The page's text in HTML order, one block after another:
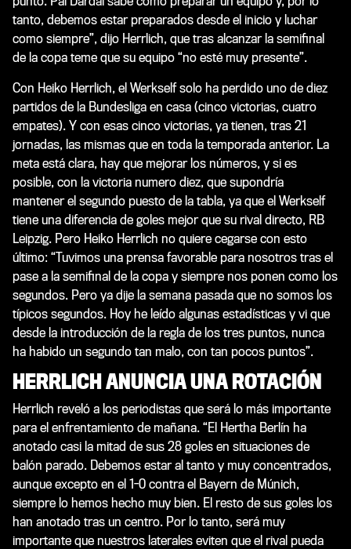
tanto, debemos estar preparados desde el inicio y luchar
como siempre”, dijo Herrlich, que tras alcanzar la semifinal
de la copa teme que su equipo “no esté muy presente”.
Con Heiko Herrlich, el Werkself solo ha perdido uno de diez
partidos de la Bundesliga en casa (cinco victorias, cuatro
empates). Y con esas cinco victorias, ya tienen, tras 21
jornadas, las mismas que en toda la temporada anterior. La
meta está clara, hay que mejorar los números, y si es
posible, con la victoria numero diez, que supondría
mantener el segundo puesto de la tabla, ya que el Werkself
tiene una diferencia de goles mejor que su rival directo, RB
Leipzig. Pero Heiko Herrlich no quiere cegarse con esto
último: “Tuvimos una prensa favorable para nosotros tras el
pase a la semifinal de la copa y siempre nos ponen como los
segundos. Pero ya dije la semana pasada que no somos los
típicos segundos. Hoy he leído algunas estadísticas y vi que
desde la introducción de la regla de los tres puntos, nunca
ha habido un segundo tan malo, con tan pocos puntos”.
HERRLICH ANUNCIA UNA ROTACIÓN
Herrlich reveló a los periodistas que será lo más importante
para el enfrentamiento de mañana. “El Hertha Berlín ha
anotado casi la mitad de sus 28 goles en situaciones de
balón parado. Debemos estar al tanto y muy concentrados,
aunque excepto en el 1-0 contra el Bayern de Múnich,
siempre lo hemos hecho muy bien. El resto de sus goles los
han anotado tras un centro. Por lo tanto, será muy
importante que nuestros laterales eviten que el rival pueda